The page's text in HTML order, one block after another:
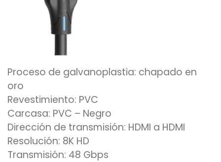
Proceso de galvanoplastia: chapado en
oro
Revestimiento: PVC
Carcasa: PVC – Negro
Dirección de transmisión: HDMI a HDMI
Resolución: 8K HD
Transmisión: 48 Gbps